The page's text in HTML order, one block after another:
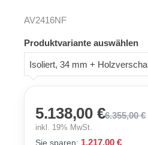
AV2416NF
Produktvariante auswählen
Isoliert, 34 mm +
5.138,00 €6.355,00 €
inkl. 19% MwSt.
Sie sparen: 1.217,00 €